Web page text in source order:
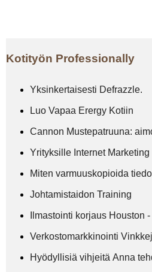
Kotityön Professionally
Yksinkertaisesti Defrazzle.
Luo Vapaa Erergy Kotiin
Cannon Mustepatruuna:
Yrityksille Internet
Miten varmuuskopioida
Johtamistaidon Training
Ilmastointi korjaus Houston
Verkostomarkkinointi
Hyödyllisiä vihjeitä Anna